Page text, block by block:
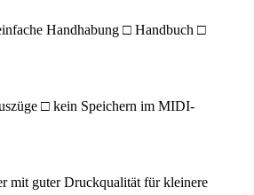
Handhabung □ Handbuch □
□ kein Speichern im MIDI-
mit guter Druckqualität für kleinere